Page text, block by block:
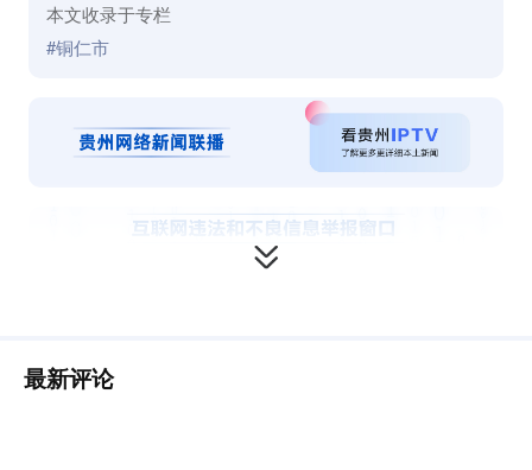
本文收录于专栏
#铜仁市
最新评论